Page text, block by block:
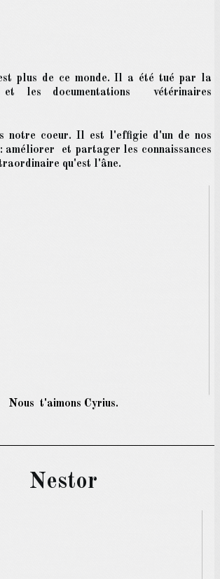
plus de ce monde. Il a été tué par la
et les documentations vétérinaires
notre coeur. Il est l'effigie d'un de nos
améliorer et partager les connaissances
qu'est l'âne.
Nous t'aimons Cyrius.
Nestor